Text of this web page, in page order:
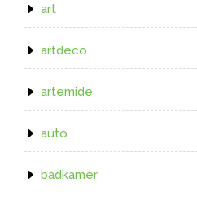
art
artdeco
artemide
auto
badkamer